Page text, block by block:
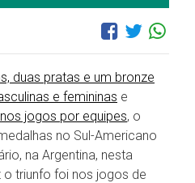
duas pratas e um bronze
e femininas e
jogos por equipes, o
no Sul-Americano
na Argentina, nesta
triunfo foi nos jogos de